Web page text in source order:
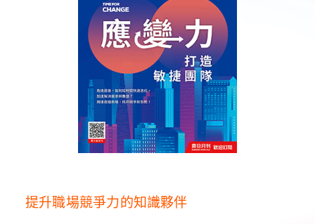
提升職場競爭力的知識夥伴